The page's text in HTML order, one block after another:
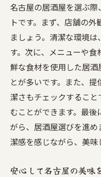
名古屋の居酒屋を選ぶ
トです。まず、店舗の
ましょう。清潔な環境
す。次に、メニューや
鮮な食材を使用した居
とが多いです。また、
潔さもチェックするこ
むことができます。最
がら、居酒屋選びを進
潔感を感じながら、美味
安心して名古屋の美味